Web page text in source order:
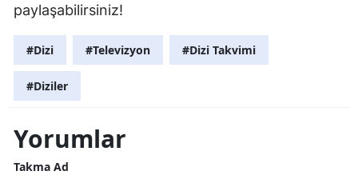
paylaşabilirsiniz!
#Dizi #Televizyon #Dizi Takvimi
#Diziler
Yorumlar
Takma Ad